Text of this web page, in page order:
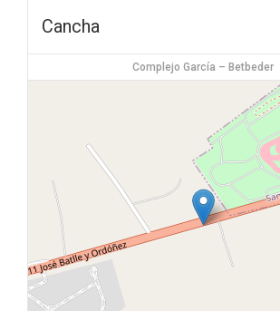
Cancha
Complejo García – Betbeder